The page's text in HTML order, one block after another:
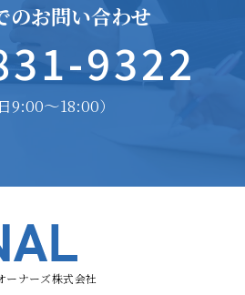
のお問い合わせ
9322
9:00〜18:00）
ナーズ株式会社